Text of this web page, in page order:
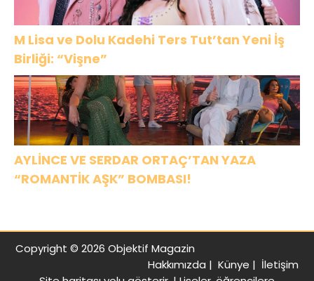
M Lisa ve Dolu Kadehi Ters Tut’tan Yeni İş
Birliği: “Vişne”
AYLİNCE VE SERDAR ORTAÇ’TAN YAZA
“ROMANTİK AŞK” BOMBASI!
Copyright © 2026 Objektif Magazin
Hakkımızda | Künye | İletişim